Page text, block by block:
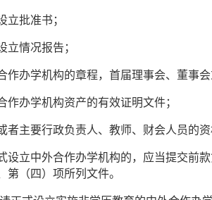
批准书；
情况报告；
办学机构的章程，首届理事会、董事会
办学机构资产的有效证明文件；
主要行政负责人、教师、财会人员的资
立中外合作办学机构的，应当提交前款
第（四）项所列文件。